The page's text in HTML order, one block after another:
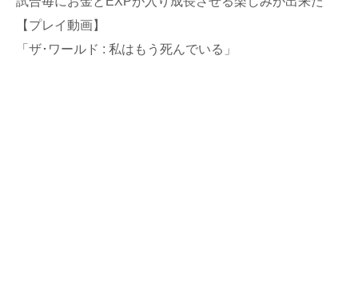
【プレイ動画】
「ザ･ワールド : 私はもう死んでいる」